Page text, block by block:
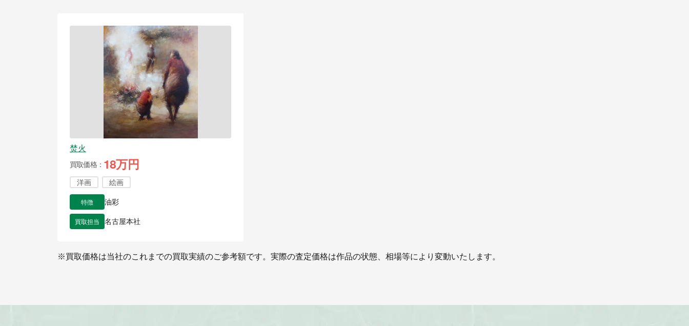
焚火
買取価格 18万円
洋画 絵画
特徴 油彩
買取担当 名古屋本社
※買取価格は当社のこれまでの買取実績のご参考額です。実際の査定価格は作品の状態、相場等により変動いたします。